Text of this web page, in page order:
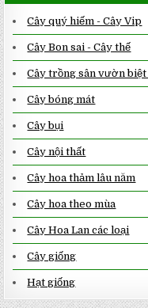
Cây quý hiếm - Cây Vip
Cây Bon sai - Cây thế
Cây trồng sân vườn
Cây bóng mát
Cây bụi
Cây nội thất
Cây hoa thảm lâu năm
Cây hoa theo mùa
Cây Hoa Lan các loại
Cây giống
Hạt giống